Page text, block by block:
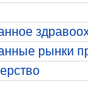
рынки